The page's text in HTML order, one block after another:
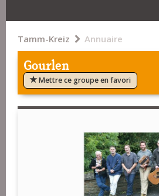
Tamm-Kreiz Annuaire
Gourlen
Mettre ce groupe en favori